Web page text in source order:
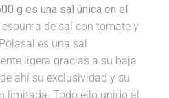
g es una sal única en el
espuma de sal con tomate y
es una sal
ligera gracias a su baja
ahí su exclusividad y su
limitada. Todo ello unido al